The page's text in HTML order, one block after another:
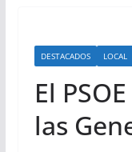
DESTACADOS LOCAL
El
las